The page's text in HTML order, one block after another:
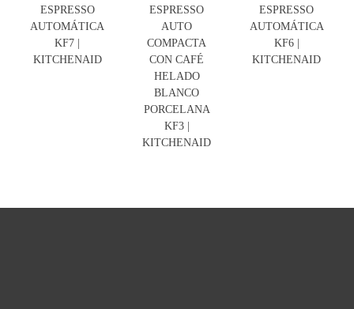
ESPRESSO
AUTOMÁTICA
KF7 |
KITCHENAID
ESPRESSO
AUTO
COMPACTA
CON CAFÉ
HELADO
BLANCO
PORCELANA
KF3 |
KITCHENAID
ESPRESSO
AUTOMÁTICA
KF6 |
KITCHENAID